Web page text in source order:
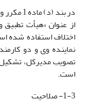
از عنوان «هیأت
اختلاف استفاده شده
نماینده وی و دو
تصویب مدیرکل،
است.
1-3- صلاحیت